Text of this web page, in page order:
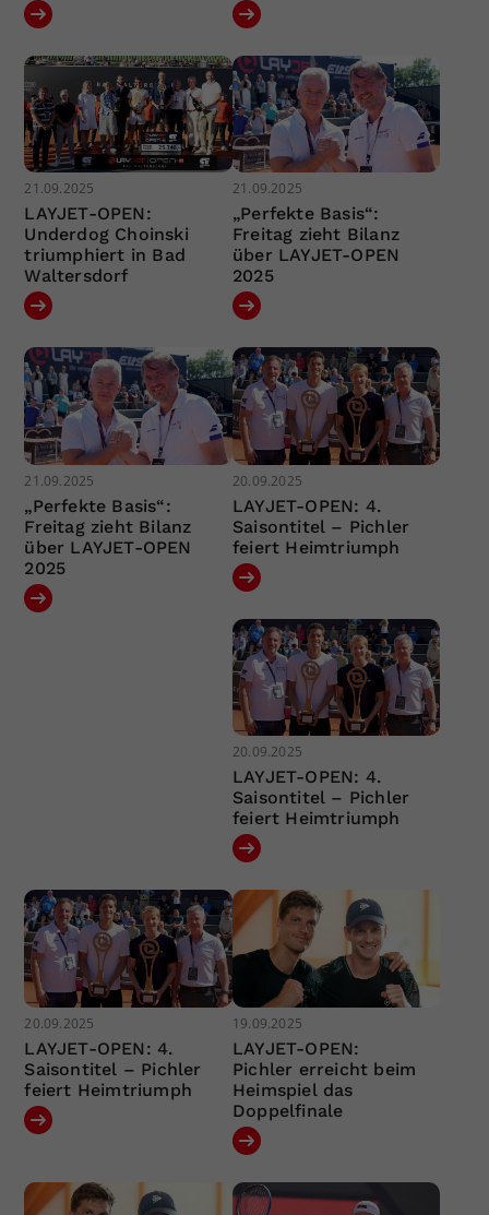
21.09.2025
LAYJET-OPEN:
Underdog Choinski
triumphiert in Bad
Waltersdorf
21.09.2025
„Perfekte Basis“:
Freitag zieht Bilanz
über LAYJET-OPEN
2025
21.09.2025
„Perfekte Basis“:
Freitag zieht Bilanz
über LAYJET-OPEN
2025
20.09.2025
LAYJET-OPEN: 4.
Saisontitel – Pichler
feiert Heimtriumph
20.09.2025
LAYJET-OPEN: 4.
Saisontitel – Pichler
feiert Heimtriumph
20.09.2025
LAYJET-OPEN: 4.
Saisontitel – Pichler
feiert Heimtriumph
19.09.2025
LAYJET-OPEN:
Pichler erreicht beim
Heimspiel das
Doppelfinale